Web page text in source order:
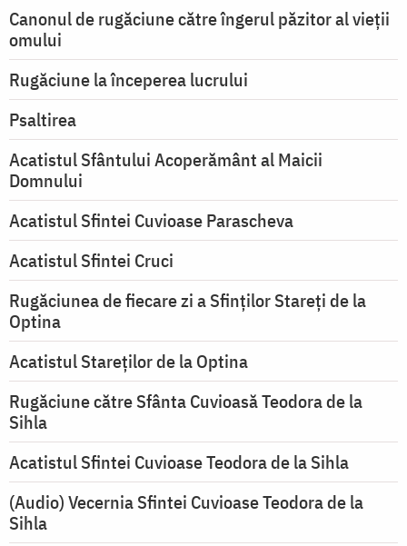
Canonul de rugăciune către îngerul păzitor al vieții
omului
Rugăciune la începerea lucrului
Psaltirea
Acatistul Sfântului Acoperământ al Maicii
Domnului
Acatistul Sfintei Cuvioase Parascheva
Acatistul Sfintei Cruci
Rugăciunea de fiecare zi a Sfinților Stareți de la
Optina
Acatistul Stareţilor de la Optina
Rugăciune către Sfânta Cuvioasă Teodora de la
Sihla
Acatistul Sfintei Cuvioase Teodora de la Sihla
(Audio) Vecernia Sfintei Cuvioase Teodora de la
Sihla